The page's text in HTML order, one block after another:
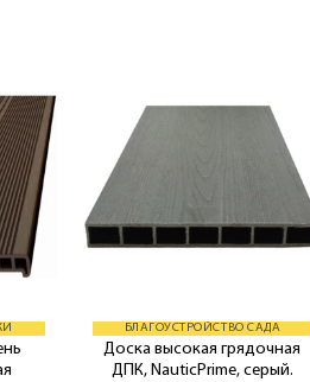
БЛАГОУСТРОЙСТВО САДА
Доска высокая грядочная
ДПК, NauticPrime, серый.